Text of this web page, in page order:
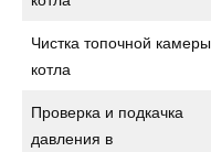
Чистка топочной камеры
котла
Проверка и подкачка
давления в